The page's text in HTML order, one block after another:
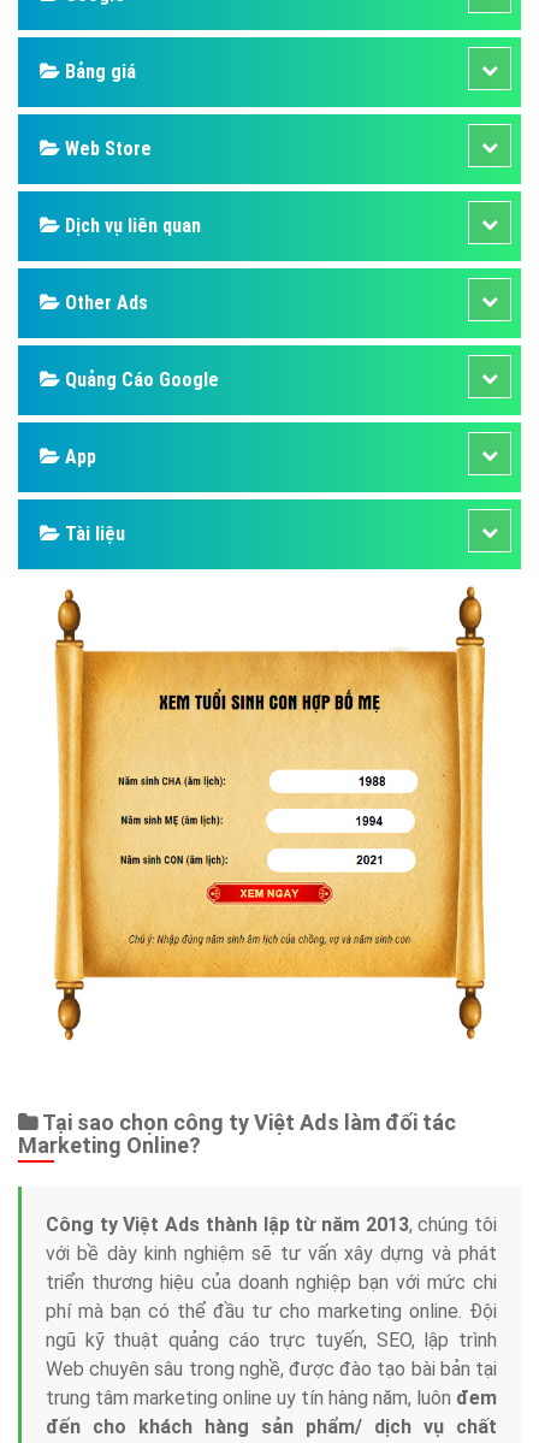
Bảng giá
Web Store
Dịch vụ liên quan
Other Ads
Quảng Cáo Google
App
Tài liệu
Tại sao chọn công ty Việt Ads làm đối tác
Marketing Online?
Công ty Việt Ads thành lập từ năm 2013, chúng tôi
với bề dày kinh nghiệm sẽ tư vấn xây dựng và phát
triển thương hiệu của doanh nghiệp bạn với mức chi
phí mà bạn có thể đầu tư cho marketing online. Đội
ngũ kỹ thuật quảng cáo trực tuyến, SEO, lập trình
Web chuyên sâu trong nghề, được đào tạo bài bản tại
trung tâm marketing online uy tín hàng năm, luôn đem
đến cho khách hàng sản phẩm/ dịch vụ chất